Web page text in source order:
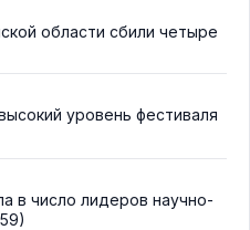
области сбили четыре
уровень фестиваля
в число лидеров научно-